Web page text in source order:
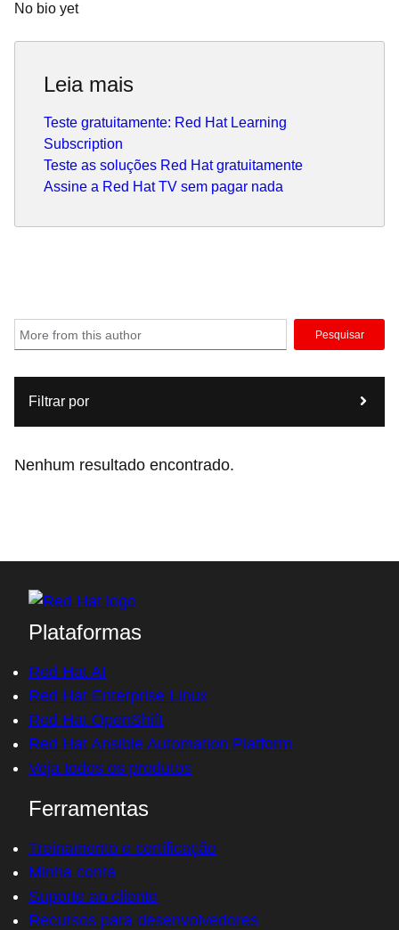
No bio yet
Leia mais
Teste gratuitamente: Red Hat Learning
Subscription
Teste as soluções Red Hat gratuitamente
Assine a Red Hat TV sem pagar nada
Pesquisar
Filtrar por
Nenhum resultado encontrado.
Plataformas
Red Hat AI
Red Hat Enterprise Linux
Red Hat OpenShift
Red Hat Ansible Automation Platform
Veja todos os produtos
Ferramentas
Treinamento e certificação
Minha conta
Suporte ao cliente
Recursos para desenvolvedores